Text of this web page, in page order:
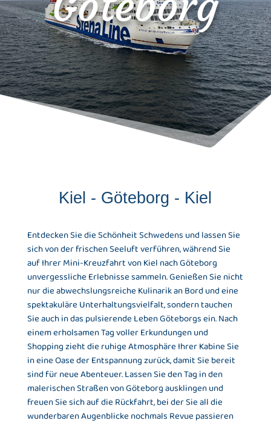
Kiel - Göteborg - Kiel
Entdecken Sie die Schönheit Schwedens und lassen Sie
sich von der frischen Seeluft verführen, während Sie
auf Ihrer Mini-Kreuzfahrt von Kiel nach Göteborg
unvergessliche Erlebnisse sammeln. Genießen Sie nicht
nur die abwechslungsreiche Kulinarik an Bord und eine
spektakuläre Unterhaltungsvielfalt, sondern tauchen
Sie auch in das pulsierende Leben Göteborgs ein. Nach
einem erholsamen Tag voller Erkundungen und
Shopping zieht die ruhige Atmosphäre Ihrer Kabine Sie
in eine Oase der Entspannung zurück, damit Sie bereit
sind für neue Abenteuer. Lassen Sie den Tag in den
malerischen Straßen von Göteborg ausklingen und
freuen Sie sich auf die Rückfahrt, bei der Sie all die
wunderbaren Augenblicke nochmals Revue passieren